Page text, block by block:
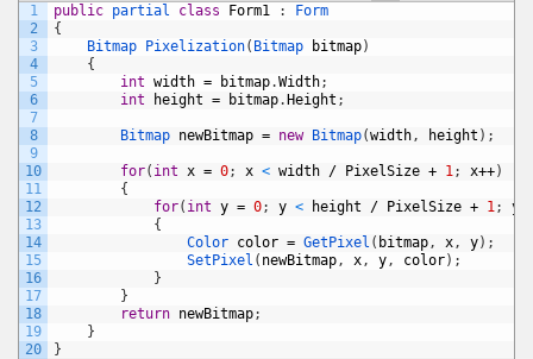
1
2
3
4
5
6
7
8
9
10
11
12
13
14
15
16
17
18
19
20
public partial class Form1 :
Form
{
Bitmap
Pixelization( Bitmap bitmap)
{
int width = bitmap.Width;
int
height = bitmap. Height ;
Bitmap newBitmap = new Bitmap(width, height ) ;
for( int x = 0; x < width / PixelSize + 1; x++)
{
for( int y = 0; y < height / PixelSize + 1; y
{
Color color = GetPixel ( bitmap, x, y) ;
SetPixel ( newBitmap, x, y, color) ;
}
}
return newBitmap;
}
}